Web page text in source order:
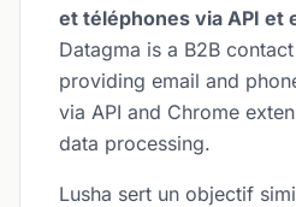
et téléphones via API et
Datagma is a B2B
providing email and
via API and Chrome
data processing.
Lusha sert un objectif